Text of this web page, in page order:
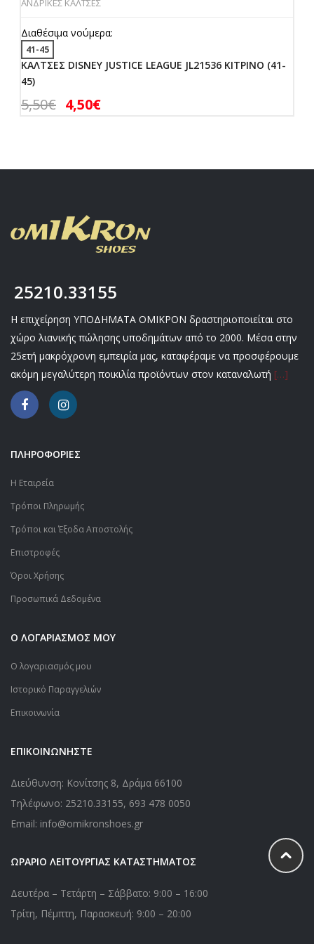
ΑΝΔΡΙΚΕΣ ΚΑΛΤΣΕΣ
Διαθέσιμα νούμερα:
41-45
ΚΑΛΤΣΕΣ DISNEY JUSTICE LEAGUE JL21536 ΚΙΤΡΙΝΟ (41-
45)
5,50€ 4,50€
25210.33155
Η επιχείρηση ΥΠΟΔΗΜΑΤΑ ΟΜΙΚΡΟΝ δραστηριοποιείται στο
χώρο λιανικής πώλησης υποδημάτων από το 2000. Μέσα στην
25ετή μακρόχρονη εμπειρία μας, καταφέραμε να προσφέρουμε
ακόμη μεγαλύτερη ποικιλία προϊόντων στον καταναλωτή […]
ΠΛΗΡΟΦΟΡΙΕΣ
Η Εταιρεία
Τρόποι Πληρωμής
Τρόποι και Έξοδα Αποστολής
Επιστροφές
Όροι Χρήσης
Προσωπικά Δεδομένα
Ο ΛΟΓΑΡΙΑΣΜΟΣ ΜΟΥ
Ο λογαριασμός μου
Ιστορικό Παραγγελιών
Επικοινωνία
ΕΠΙΚΟΙΝΩΝΗΣΤΕ
Διεύθυνση: Κονίτσης 8, Δράμα 66100
Τηλέφωνο: 25210.33155, 693 478 0050
Email: info@omikronshoes.gr
ΩΡΑΡΙΟ ΛΕΙΤΟΥΡΓΙΑΣ ΚΑΤΑΣΤΗΜΑΤΟΣ
Δευτέρα – Τετάρτη – Σάββατο: 9:00 – 16:00
Τρίτη, Πέμπτη, Παρασκευή: 9:00 – 20:00